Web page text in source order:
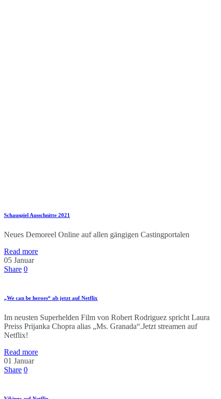
Schauspiel Ausschnitte 2021
Neues Demoreel Online auf allen gängigen Castingportalen
Read more
05 Januar
Share 0
„We can be heroes“ ab jetzt auf Netflix
Im neusten Superhelden Film von Robert Rodriguez spricht Laura
Preiss Prijanka Chopra alias „Ms. Granada“.Jetzt streamen auf
Netflix!
Read more
01 Januar
Share 0